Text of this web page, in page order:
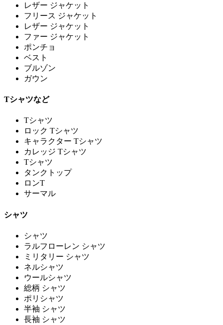
レザー ジャケット
フリース ジャケット
レザー ジャケット
ファー ジャケット
ポンチョ
ベスト
ブルゾン
ガウン
Tシャツなど
Tシャツ
ロック Tシャツ
キャラクター Tシャツ
カレッジ Tシャツ
Tシャツ
タンクトップ
ロンT
サーマル
シャツ
シャツ
ラルフローレン シャツ
ミリタリー シャツ
ネルシャツ
ウールシャツ
総柄 シャツ
ポリシャツ
半袖 シャツ
長袖 シャツ